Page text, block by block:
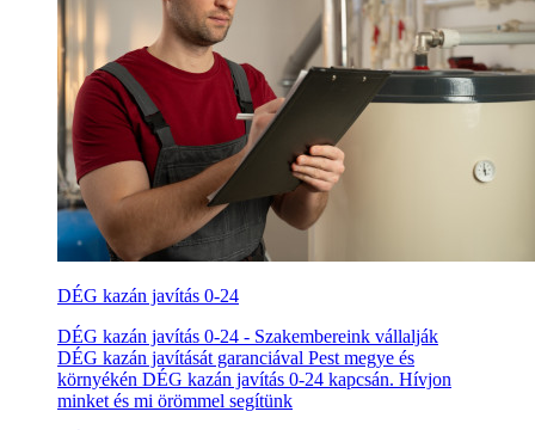
DÉG kazán javítás 0-24
DÉG kazán javítás 0-24 - Szakembereink vállalják
DÉG kazán javítását garanciával Pest megye és
környékén DÉG kazán javítás 0-24 kapcsán. Hívjon
minket és mi örömmel segítünk